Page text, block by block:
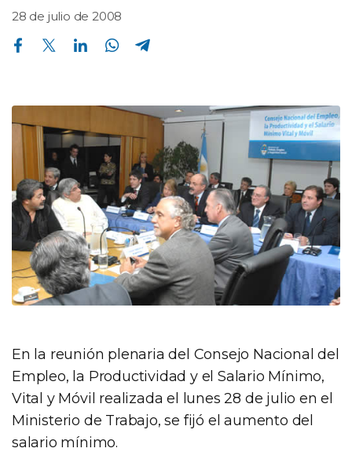
28 de julio de 2008
Compartir en Facebook Compartir en Twitter Compartir en Linkedin Compartir en Whatsapp
En la reunión plenaria del Consejo Nacional del
Empleo, la Productividad y el Salario Mínimo,
Vital y Móvil realizada el lunes 28 de julio en el
Ministerio de Trabajo, se fijó el aumento del
salario mínimo.